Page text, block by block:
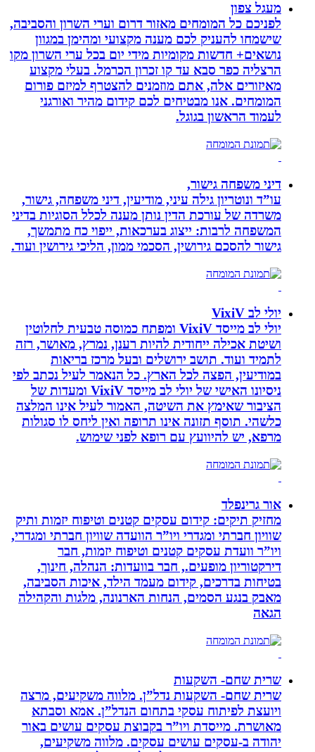
מעגל צפון
לפניכם כל המומחים מאזור דרום וערי השרון והסביבה,
שישמחו להעניק לכם מענה מקצועי ומהימן במגוון
נושאים+ חדשות מקומיות מידי יום בכל ערי השרון מקו
הרצליה כפר סבא עד קו זכרון הכרמל. בעלי מקצוע
מאיזורים אלה, אתם מוזמנים להצטרף למיזם פורום
המומחים. אנו מבטיחים לכם קידום מהיר ואורגני
לעמוד הראשון בגוגל.
דיני משפחה גישור,
עו”ד ונוטריון גילה עיני, מודיעין, דיני משפחה, גישור,
משרדה של עורכת הדין נותן מענה לכלל הסוגיות בדיני
המשפחה לרבות: ייצוג בערכאות, ייפוי כח מתמשך,
גישור להסכם גירושין, הסכמי ממון, הליכי גירושין ועוד.
יולי לב VixiV
יולי לב מייסד VixiV ומפתח כמוסה טבעית לחלוטין
ושיטת אכילה ייחודית להיות רענן, נמרץ, מאושר, רזה
לתמיד ועוד. תושב ירושלים ובעל מרכז בריאות
במודיעין, הפצה לכל הארץ. כל הנאמר לעיל נכתב לפי
ניסיונו האישי של יולי לב מייסד VixiV ומעדות של
הציבור שאימץ את השיטה, האמור לעיל אינו המלצה
כלשהי. תוסף תזונה אינו תרופה ואין ליחס לו סגולות
מרפא, יש להיוועץ עם רופא לפני שימוש.
אור גרינפלד
מחזיק תיקים: קידום עסקים קטנים וטיפוח יזמות ותיק
שוויון חברתי ומגדרי ויו”ר הוועדה שוויון חברתי ומגדרי,
ויו”ר וועדת עסקים קטנים וטיפוח יזמות, חבר
דירקטוריון מופעים., חבר בוועדות: הנהלה, חינוך,
בטיחות בדרכים, קידום מעמד הילד, איכות הסביבה,
מאבק בנגע הסמים, הנחות הארנונה, מלגות והקהילה
שרית שחם- השקעות
שרית שחם- השקעות נדל”ן. מלווה משקיעים, מרצה
ויועצת לפיתוח עסקי בתחום הנדל”ן. אמא וסבתא
מאושרת. ‏מייסדת ויו”ר בקבוצת עסקים עושים באור
יהודה‏ ב-‏עסקים עושים עסקים‏. ‏מלווה משקיעים,